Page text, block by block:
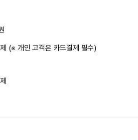
(※ 개인 고객은 카드결제 필수)